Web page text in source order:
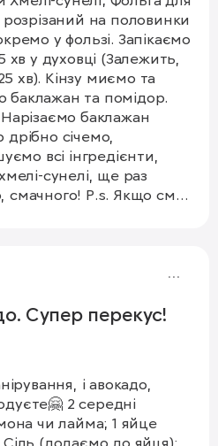
розрізаний на половинки
у фользі. Запікаємо
хв у духовці (Залежить,
хв). Кінзу миємо та
та помідор.
баклажан
січемо,
всі інгредієнти,
сунелі, ще раз
P.s. Якщо смак
Супер перекус!
і авокадо,
2 середні
чи лайма; 1 яйце